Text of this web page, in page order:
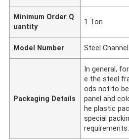
Minimum Order Q
uantity
1 Ton
Model Number Steel Channel
Packaging Details
In general,
e the steel
ods not to be
panel and
he plastic
special
requirements.